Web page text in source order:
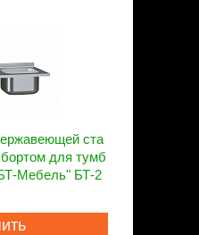
ста
для тумб
Мебель" БТ-2